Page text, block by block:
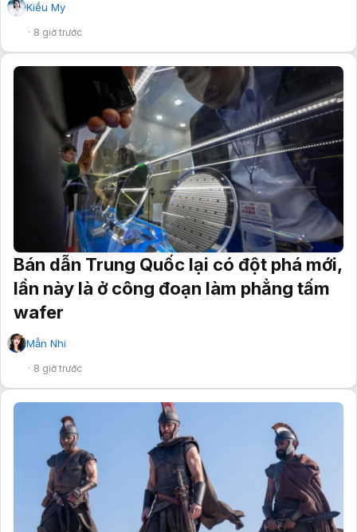
Kiều My
8 giờ trước
Bán dẫn Trung Quốc lại có đột phá mới,
lần này là ở công đoạn làm phẳng tấm
wafer
Mẫn Nhi
8 giờ trước